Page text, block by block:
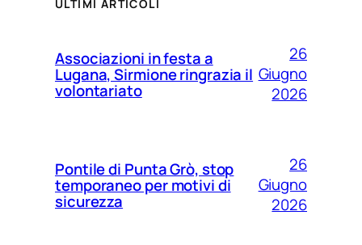
ULTIMI ARTICOLI
Associazioni in festa a
Lugana, Sirmione ringrazia il
volontariato
26
Giugno
2026
Pontile di Punta Grò, stop
temporaneo per motivi di
sicurezza
26
Giugno
2026